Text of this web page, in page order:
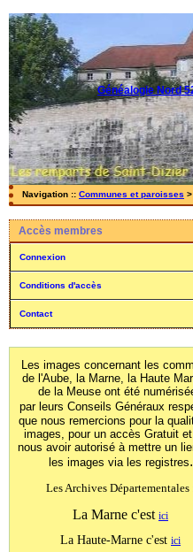
Généalogie Nord
Navigation :: Communes et paroisses
Accès membres
Connexion
Conditions d'accès
Contact
Les images concernant les
de l'Aube, la Marne, la Haute
de la Meuse ont été
par leurs Conseils Généraux
que nous remercions pour la
images, pour un accès Gratuit
nous avoir autorisé à mettre un
les images via les registres.
Les Archives Départementales
La Marne c'est ici
La Haute-Marne c'est ici